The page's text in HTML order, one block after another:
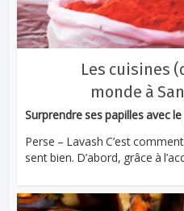
Les cuisines
monde à
Surprendre ses papilles avec
Perse – Lavash C’est
sent bien. D’abord, grâce à